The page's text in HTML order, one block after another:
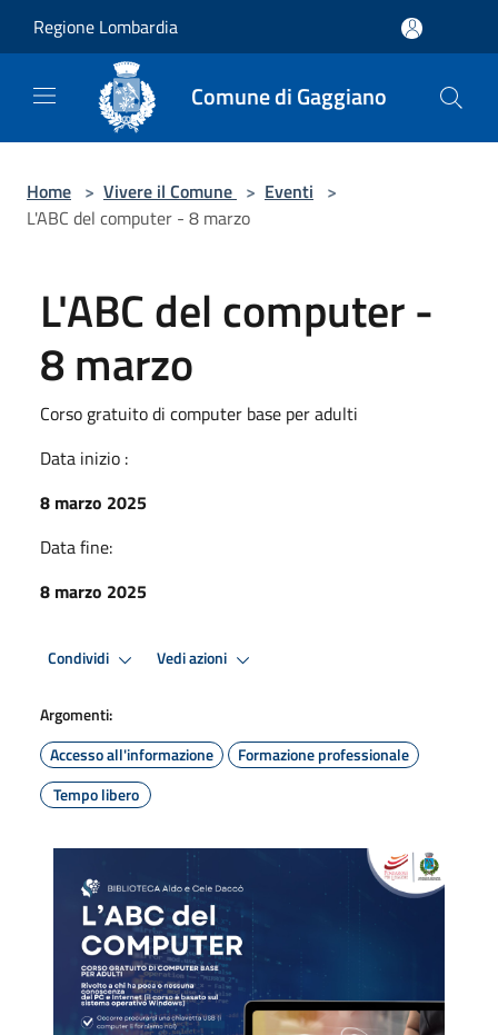
Regione Lombardia
Comune di Gaggiano
Home > Vivere il Comune > Eventi >
L'ABC del computer - 8 marzo
L'ABC del computer -
8 marzo
Corso gratuito di computer base per adulti
Data inizio :
8 marzo 2025
Data fine:
8 marzo 2025
Condividi Vedi azioni
Argomenti:
Accesso all'informazione
Formazione professionale
Tempo libero